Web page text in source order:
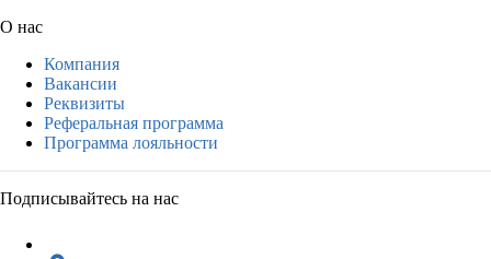
О нас
Компания
Вакансии
Реквизиты
Реферальная программа
Программа лояльности
Подписывайтесь на нас